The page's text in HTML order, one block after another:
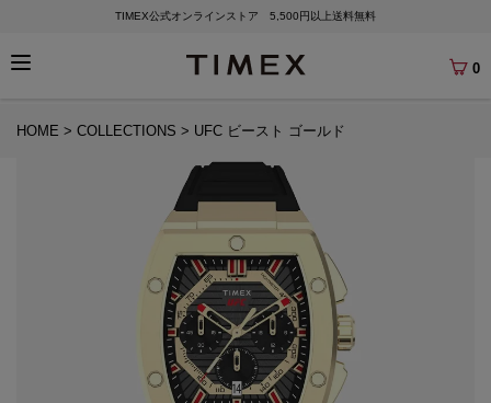
TIMEX公式オンラインストア 5,500円以上送料無料
0
HOME COLLECTIONS UFC ビースト ゴールド